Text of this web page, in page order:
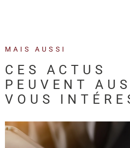
MAIS AUSSI
CES ACTUS
PEUVENT
VOUS